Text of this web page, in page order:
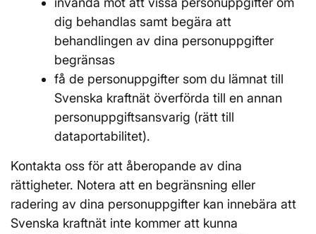
dig behandlas samt begära att
behandlingen av dina personuppgifter
begränsas
få de personuppgifter som du lämnat till
Svenska kraftnät överförda till en annan
personuppgiftsansvarig (rätt till
dataportabilitet).
Kontakta oss för att åberopande av dina
rättigheter. Notera att en begränsning eller
radering av dina personuppgifter kan innebära att
Svenska kraftnät inte kommer att kunna